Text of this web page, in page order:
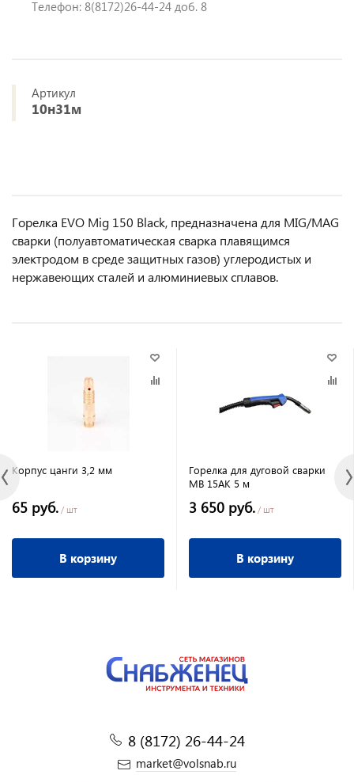
Телефон: 8(8172)26-44-24 доб. 8
Артикул
10н31м
Горелка EVO Mig 150 Black, предназначена для MIG/MAG
сварки (полуавтоматическая сварка плавящимся
электродом в среде защитных газов) углеродистых и
нержавеющих сталей и алюминиевых сплавов.
Корпус цанги 3,2 мм
65 руб. / шт
В корзину
Горелка для дуговой сварки
МВ 15АК 5 м
3 650 руб. / шт
В корзину
8 (8172) 26-44-24
market@volsnab.ru